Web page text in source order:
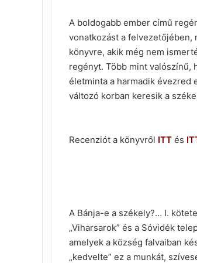
A boldogabb ember című
vonatkozást a felvezetőjében,
könyvre, akik még nem
regényt. Több mint valószínű,
életminta a harmadik évezred
változó korban keresik a
Recenziót a könyvről ITT és
A Bánja-e a székely?… I.
„Viharsarok” és a Sóvidék
amelyek a község falvaiban
„kedvelte” ez a munkát,